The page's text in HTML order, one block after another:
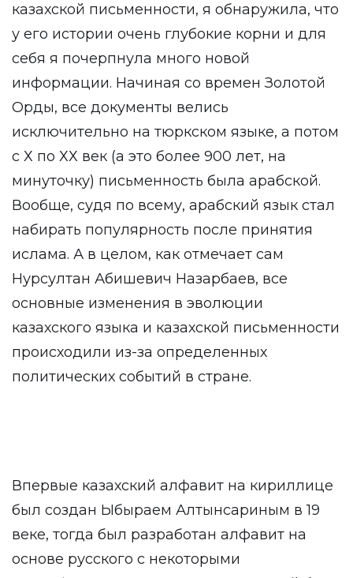
казахской письменности, я обнаружила, что
у его истории очень глубокие корни и для
себя я почерпнула много новой
информации. Начиная со времен Золотой
Орды, все документы велись
исключительно на тюркском языке, а потом
с Х по ХХ век (а это более 900 лет, на
минуточку) письменность была арабской.
Вообще, судя по всему, арабский язык стал
набирать популярность после принятия
ислама. А в целом, как отмечает сам
Нурсултан Абишевич Назарбаев, все
основные изменения в эволюции
казахского языка и казахской письменности
происходили из-за определенных
политических событий в стране.
Впервые казахский алфавит на кириллице
был создан Ыбыраем Алтынсариным в 19
веке, тогда был разработан алфавит на
основе русского с некоторыми